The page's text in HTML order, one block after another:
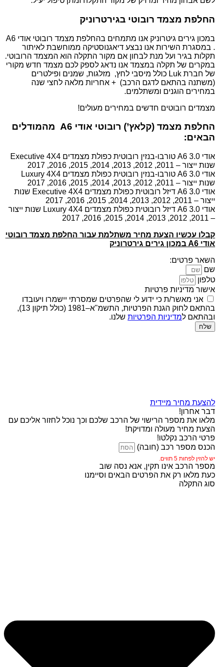
החלפת מצמד רובוטי בגירטרוניק
במכון גירים גיטרוניק אנו מתמחים בהחלפת מצמד רובוטי אודי A6
. במסגרת השירות אנו נבצע דיאגנוסטיקה ממוחשבת לאיתור
תקלות בגיר ועל מנת לבחון אם מקור התקלה הוא המצמד הרובוטי.
במקרים של תקלה במצמד אנו נדאג לספק לכם מצמד חדש מקורי
של חברת Luk כולל מיסבי לחץ, מזלגות, שמנים ופילטרים
(משתנה בהתאם לדגם הרכב) + אחריות מלאה לחצי שנה
במחירים הוגנים ומשתלמים.
מצמדים רובוטים חדשים במחירים מעולים!
החלפת מצמד (קלאץ’) רובוטי אודי A6 מהמודלים
הבאים:
אודי A6 3.0 טורבו-בנזין רובוטית כפולת מצמדים Executive 4X4
שנות ייצור – 2011, 2012, 2013, 2014, 2015, 2016, 2017
אודי A6 3.0 טורבו-בנזין רובוטית כפולת מצמדים Luxury 4X4
שנות ייצור – 2011, 2012, 2013, 2014, 2015, 2016, 2017
אודי A6 3.0 דיזל רובוטית כפולת מצמדים Executive 4X4 שנות
ייצור – 2011, 2012, 2013, 2014, 2015, 2016, 2017
אודי A6 3.0 דיזל רובוטית כפולת מצמדים Luxury 4X4 שנות ייצור
– 2011, 2012, 2013, 2014, 2015, 2016, 2017
קבלו עכשיו הצעת מחיר משתלמת עבור החלפת מצמד רובוטי
אודי A6 במכון גירים גירטרוניק
השאר פרטים:
שם
טלפון
אישור מדיניות פרטיות
אני מאשר/ת כי ידוע לי שהפרטים שמסרתי יישמרו ויעובדו
בהתאם לחוק הגנת הפרטיות, התשמ"א–1981 (כולל תיקון 13),
ובהתאם למדיניות הפרטיות שלנו.
שלח
להצעת מחיר מיידית
דבר אחרון!
מלאו את מספר הרישוי של הרכב שלכם וכך נוכל לחזור אליכם עם
הצעת מחיר מעולה ומדויקת!
פרטי הרכב נקלטו!
הכנס מספר רכב (חובה)
יש להזין לפחות 5 תווים.
מספר הרכב אינו תקין, אנא נסה שוב
כעת מלאו רק את הפרטים הבאים וסיימנו
סוג התקלה